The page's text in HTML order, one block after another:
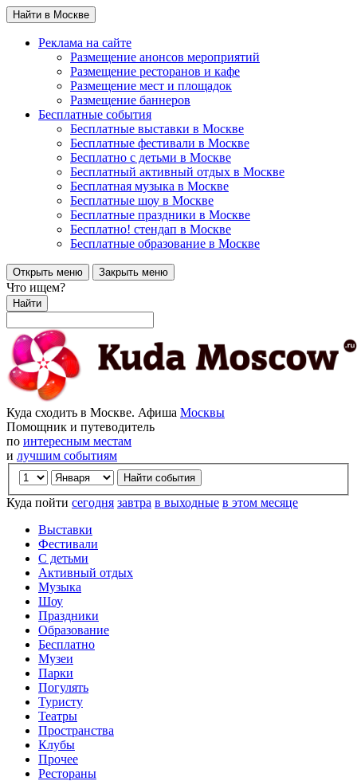
Найти в Москве
Реклама на сайте
Размещение анонсов мероприятий
Размещение ресторанов и кафе
Размещение мест и площадок
Размещение баннеров
Бесплатные события
Бесплатные выставки в Москве
Бесплатные фестивали в Москве
Бесплатно с детьми в Москве
Бесплатный активный отдых в Москве
Бесплатная музыка в Москве
Бесплатные шоу в Москве
Бесплатные праздники в Москве
Бесплатно! стендап в Москве
Бесплатные образование в Москве
Открыть меню Закрыть меню
Что ищем?
Найти
Куда сходить в Москве. Афиша Москвы
Помощник и путеводитель
по интересным местам
и лучшим событиям
Куда пойти сегодня завтра в выходные в этом месяце
Выставки
Фестивали
С детьми
Активный отдых
Музыка
Шоу
Праздники
Образование
Бесплатно
Музеи
Парки
Погулять
Туристу
Театры
Пространства
Клубы
Прочее
Рестораны